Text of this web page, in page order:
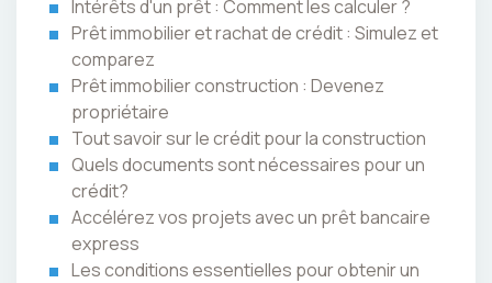
Intérêts d'un prêt : Comment les calculer ?
Prêt immobilier et rachat de crédit : Simulez et
comparez
Prêt immobilier construction : Devenez
propriétaire
Tout savoir sur le crédit pour la construction
Quels documents sont nécessaires pour un
crédit?
Accélérez vos projets avec un prêt bancaire
express
Les conditions essentielles pour obtenir un